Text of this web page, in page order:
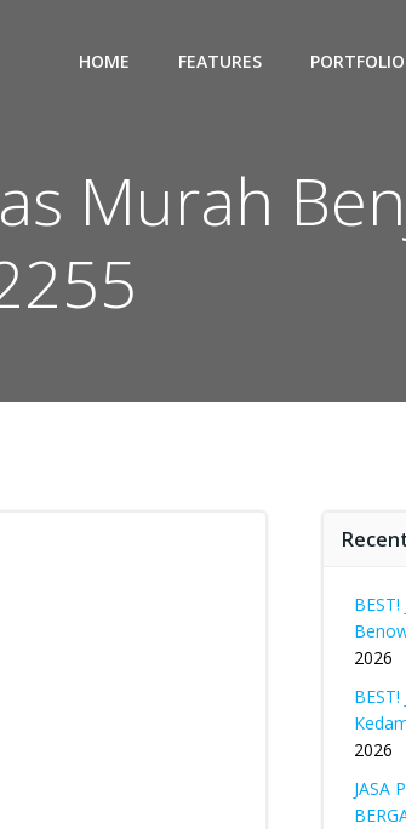
HOME FEATURES PORTFOLIO
Murah
2026
2026
JASA